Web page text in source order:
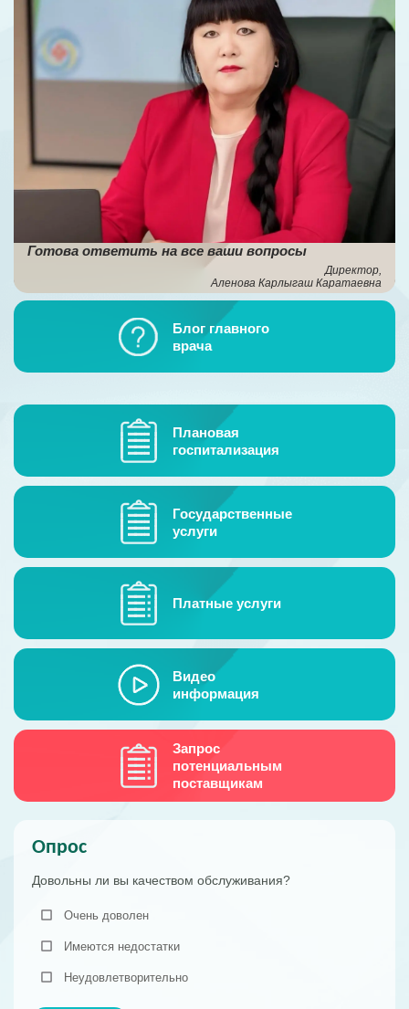
О больнице
Жизнь больницы
Пациентам
ОСМС
Антикорупционная деятельность
НПА
Гостевая книга
Готова ответить на все ваши вопросы
Директор,
Аленова Карлыгаш Каратаевна
Блог главного
врача
Плановая
госпитализация
Государственные
услуги
Платные услуги
Видео
информация
Запрос
потенциальным
поставщикам
Опрос
Довольны ли вы качеством обслуживания?
Очень доволен
Имеются недостатки
Неудовлетворительно